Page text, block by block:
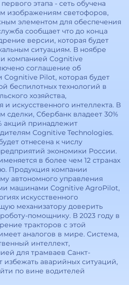
этапа - сеть обучена
изображениям светофоров,
элементом для обеспечения
сообщает что до конца
версии, которая будет
ситуациям. В ноябре
компанией Cognitive
соглашение об
Pilot, которая будет
беспилотных технологий в
хозяйства,
искусственного интеллекта. В
сделки, Сбербанк владеет 30%
акций принадлежит
Сognitive Technologies.
отнесена к числу
экономики России.
в более чем 12 странах
Продукция компании
автономного управления
машинами Cognitive AgroPilot,
искусственного
механизатору доверить
помощнику. В 2023 году в
тракторов с этой
аналогов в мире. Система,
интеллект,
для трамваев Санкт-
избежать аварийных ситуаций,
по вине водителей